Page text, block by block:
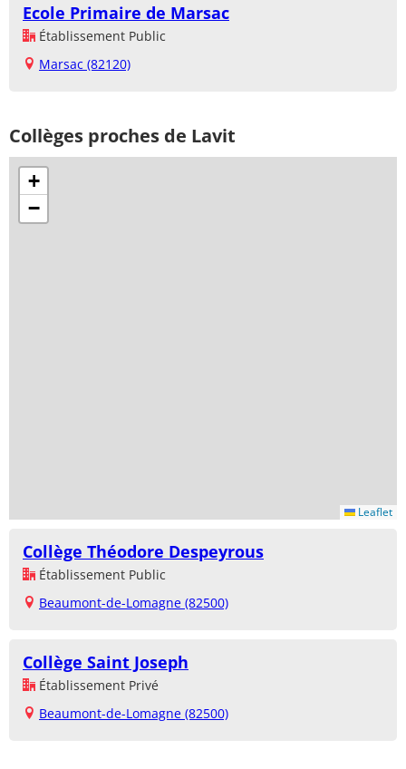
Ecole Primaire de Marsac
Établissement Public
Marsac (82120)
Collèges proches de Lavit
+
−
Leaflet
Collège Théodore Despeyrous
Établissement Public
Beaumont-de-Lomagne (82500)
Collège Saint Joseph
Établissement Privé
Beaumont-de-Lomagne (82500)